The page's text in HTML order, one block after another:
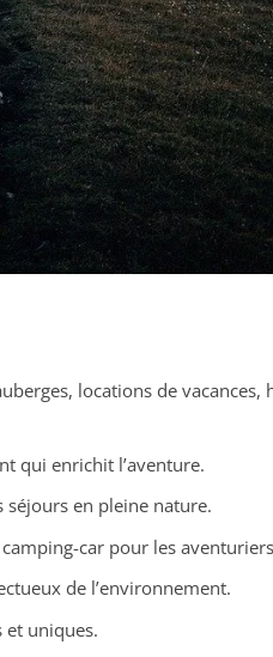
locations de vacances,
qui enrichit l’aventure.
en pleine nature.
car pour les
de l’environnement.
et uniques.